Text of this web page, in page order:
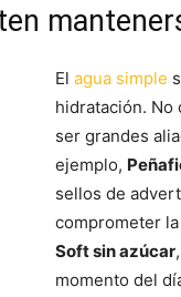
El agua simple
hidratación. No
ser grandes
ejemplo,
sellos de
comprometer
Soft sin azúcar
momento del